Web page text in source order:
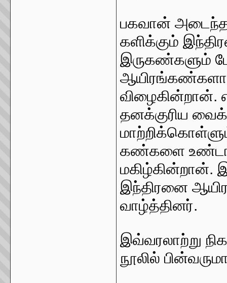
பகவான்
களிக்கும்
இருகண்களும்
தனக்குரிய
கண்களை
மகிழ்கின்றான்.
இந்திரனை
வாழ்த்தினர்.
இவ்வரலாற்று
நூலில்